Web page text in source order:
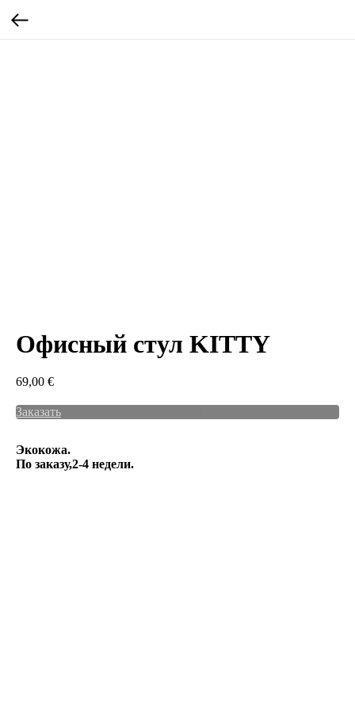
Офисный стул KITTY
69,00 €
Заказать
Экокожа.
По заказу,2-4 недели.